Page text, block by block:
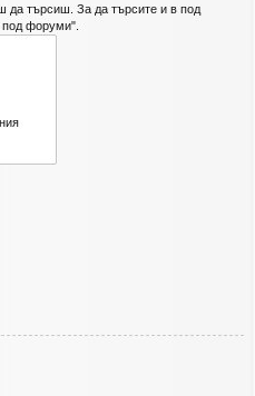
да търсиш. За да търсите и в под
форуми".